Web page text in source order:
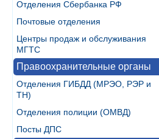
Отделения Сбербанка РФ
Почтовые отделения
Центры продаж и обслуживания
МГТС
Правоохранительные органы
Отделения ГИБДД (МРЭО, РЭР и
ТН)
Отделения полиции (ОМВД)
Посты ДПС